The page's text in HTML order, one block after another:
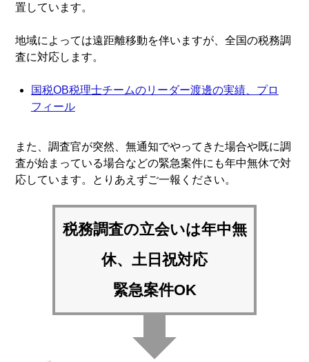
置しています。
地域によっては遠距離移動を伴いますが、全国の税務調
査に対応します。
国税OB税理士チームのリーダー渡邊の実績、プロ
フィール
また、調査官が突然、無通知でやってきた場合や既に調
査が始まっている場合などの緊急案件にも年中無休で対
応しています。とりあえずご一報ください。
税務調査の立会いは年中無
休、土日祝対応
緊急案件OK